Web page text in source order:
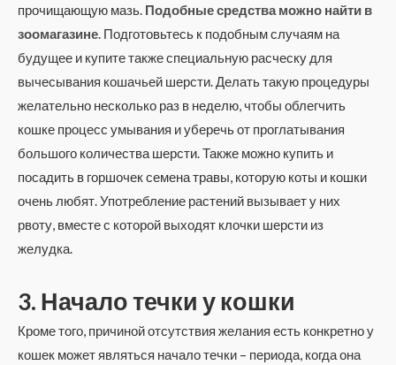
прочищающую мазь. Подобные средства можно найти в
зоомагазине. Подготовьтесь к подобным случаям на
будущее и купите также специальную расческу для
вычесывания кошачьей шерсти. Делать такую процедуры
желательно несколько раз в неделю, чтобы облегчить
кошке процесс умывания и уберечь от проглатывания
большого количества шерсти. Также можно купить и
посадить в горшочек семена травы, которую коты и кошки
очень любят. Употребление растений вызывает у них
рвоту, вместе с которой выходят клочки шерсти из
желудка.
3. Начало течки у кошки
Кроме того, причиной отсутствия желания есть конкретно у
кошек может являться начало течки – периода, когда она